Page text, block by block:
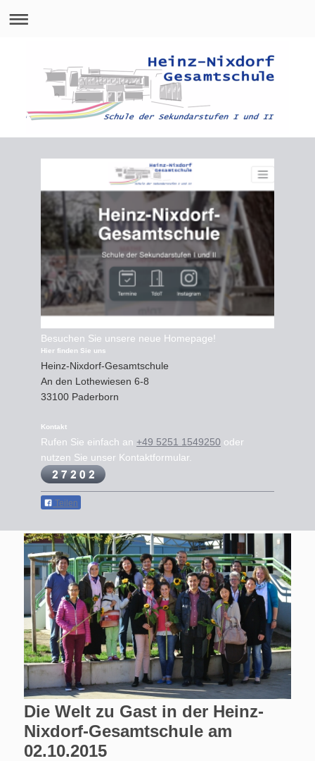
Besuchen Sie unsere neue Homepage!
Hier finden Sie uns
Heinz-Nixdorf-Gesamtschule
An den Lothewiesen 6-8
33100 Paderborn
Kontakt
Rufen Sie einfach an +49 5251 1549250 oder
nutzen Sie unser Kontaktformular.
Teilen
Die Welt zu Gast in der Heinz-
Nixdorf-Gesamtschule am
02.10.2015